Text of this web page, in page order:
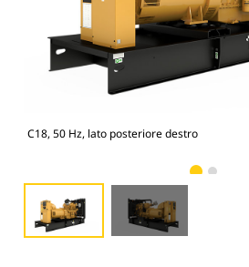
C18, 50 Hz, lato posteriore destro